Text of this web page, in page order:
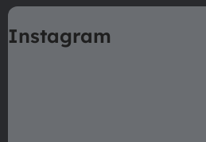
á
pInstagram